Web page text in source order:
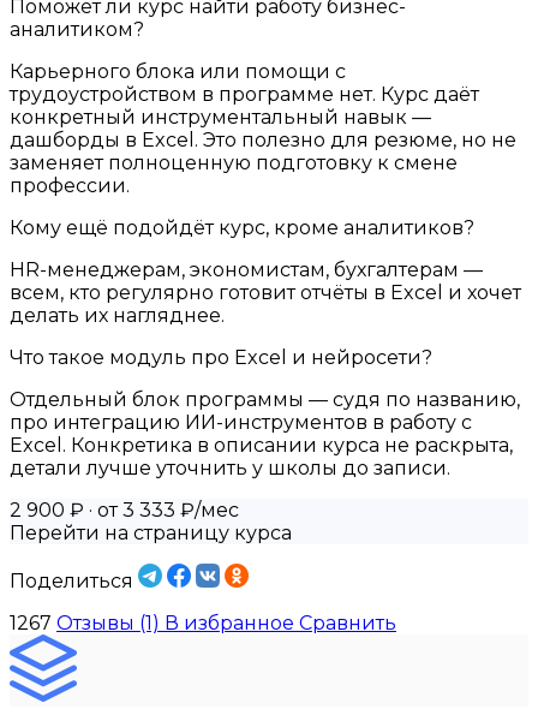
Поможет ли курс найти работу бизнес-
аналитиком?
Карьерного блока или помощи с
трудоустройством в программе нет. Курс даёт
конкретный инструментальный навык —
дашборды в Excel. Это полезно для резюме, но не
заменяет полноценную подготовку к смене
профессии.
Кому ещё подойдёт курс, кроме аналитиков?
HR-менеджерам, экономистам, бухгалтерам —
всем, кто регулярно готовит отчёты в Excel и хочет
делать их нагляднее.
Что такое модуль про Excel и нейросети?
Отдельный блок программы — судя по названию,
про интеграцию ИИ-инструментов в работу с
Excel. Конкретика в описании курса не раскрыта,
детали лучше уточнить у школы до записи.
2 900 ₽ · от 3 333 ₽/мес
Перейти на страницу курса
Поделиться
1267 Отзывы (1) В избранное Сравнить